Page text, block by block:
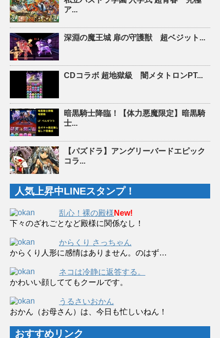
ア...
深淵の魔王城 扉の守護獣 超ベジット...
CDコラボ 超地獄級 闇メタトロンPT...
暗黒騎士降臨！【体力悪魔限定】暗黒騎
士...
【パズドラ】アングリーバードエピック
コラ...
人気上昇中LINEスタンプ！
乱心！裸の殿様 New!
下々のざれごとなど殿様に関係なし！
からくり さっちゃん
からくり人形に感情はありません。のはず…
ネコは冷静に返答する。
かわいい顔しててもクールです。
うるさいおかん
おかん（お母さん）は、今日も忙しいねん！
おすすめリンク